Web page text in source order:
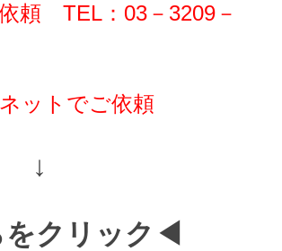
頼 TEL：03－3209－
ネットでご依頼
↓
クリック◀